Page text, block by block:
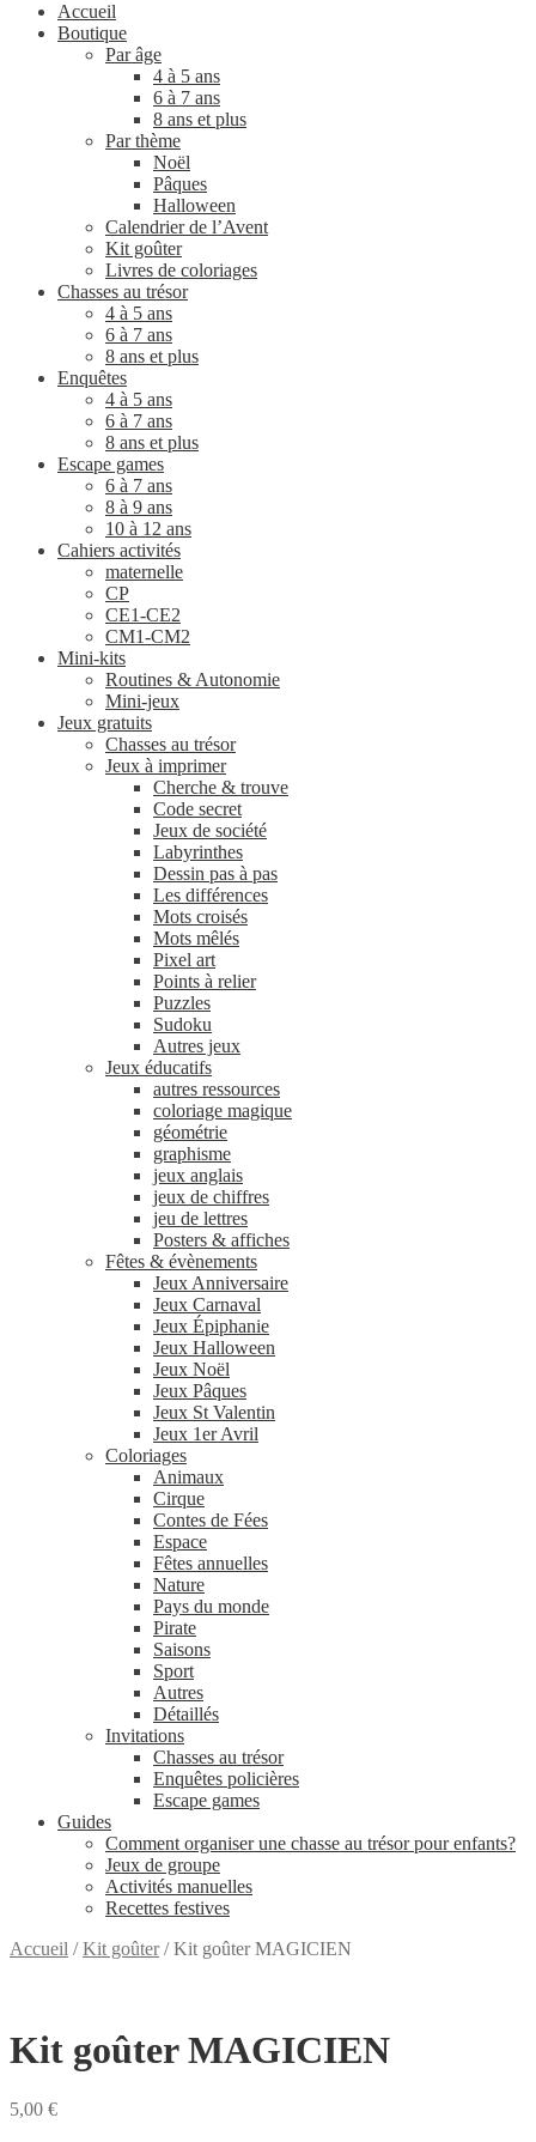
Accueil
Boutique
Par âge
4 à 5 ans
6 à 7 ans
8 ans et plus
Par thème
Noël
Pâques
Halloween
Calendrier de l’Avent
Kit goûter
Livres de coloriages
Chasses au trésor
4 à 5 ans
6 à 7 ans
8 ans et plus
Enquêtes
4 à 5 ans
6 à 7 ans
8 ans et plus
Escape games
6 à 7 ans
8 à 9 ans
10 à 12 ans
Cahiers activités
maternelle
CP
CE1-CE2
CM1-CM2
Mini-kits
Routines & Autonomie
Mini-jeux
Jeux gratuits
Chasses au trésor
Jeux à imprimer
Cherche & trouve
Code secret
Jeux de société
Labyrinthes
Dessin pas à pas
Les différences
Mots croisés
Mots mêlés
Pixel art
Points à relier
Puzzles
Sudoku
Autres jeux
Jeux éducatifs
autres ressources
coloriage magique
géométrie
graphisme
jeux anglais
jeux de chiffres
jeu de lettres
Posters & affiches
Fêtes & évènements
Jeux Anniversaire
Jeux Carnaval
Jeux Épiphanie
Jeux Halloween
Jeux Noël
Jeux Pâques
Jeux St Valentin
Jeux 1er Avril
Coloriages
Animaux
Cirque
Contes de Fées
Espace
Fêtes annuelles
Nature
Pays du monde
Pirate
Saisons
Sport
Autres
Détaillés
Invitations
Chasses au trésor
Enquêtes policières
Escape games
Guides
Comment organiser une chasse au trésor pour enfants?
Jeux de groupe
Activités manuelles
Recettes festives
Accueil /Kit goûter/Kit goûter MAGICIEN
Kit goûter MAGICIEN
5,00 €